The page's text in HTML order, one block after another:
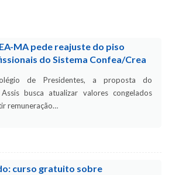
MA pede reajuste do piso
do Sistema Confea/Crea
de Presidentes, a proposta do
busca atualizar valores congelados
remuneração…
curso gratuito sobre